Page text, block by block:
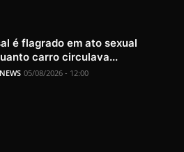
é flagrado em ato sexual
carro circulava...
05/08/2026 - 12:00